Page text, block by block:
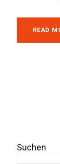
READ
Suchen